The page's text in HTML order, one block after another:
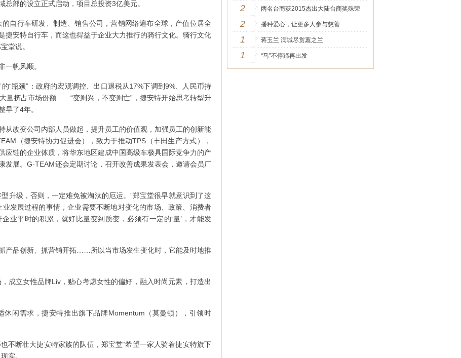
部的设立正式启动，项目总投资3亿美元。
自行车研发、制造、销售公司，营销网络遍布全球，产值位居全
捷安特自行车，而这也得益于企业大力推行的骑行文化。骑行文化
堂说。
一帆风顺。
“瓶颈”：政府的宏观调控、出口退税从17%下调到9%、人民币持
量挤占市场份额……“变则兴，不变则亡”，捷安特开始思考转型升
早了4年。
从改变公司内部人员做起，提升员工的价值观，加强员工的创新能
（捷安特协力促进会），致力于推动TPS（丰田生产方式），
应链的企业体质，将华东地区建成中国高级车极具国际竞争力的产
发展。G-TEAM还会定期讨论，召开改善成果发表会，邀请会员厂
升级，否则，一定难免被淘汰的厄运。”郑宝堂很早就意识到了这
发展过程的事情，企业需要不断地对变化的市场、政策、消费者
业平时的积累，就好比量变到质变，必须有一定的‘量’，才能发
产品创新、抓营销开拓……所以当市场发生变化时，它能及时地推
成立女性品牌Liv，贴心考虑女性的偏好，融入时尚元素，打造出
休闲需求，捷安特推出旗下品牌Momentum（莫曼顿），引领时
不断壮大捷安特家族的队伍，郑宝堂“希望一家人骑着捷安特旗下
实。
2 两名台商获2015杰出大陆台商奖殊荣
2 播种爱心，让更多人参与慈善
1 蒋玉兰 满城尽赏蕙之兰
1 “马”不停蹄再出发